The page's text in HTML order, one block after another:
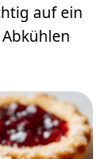
auf ein